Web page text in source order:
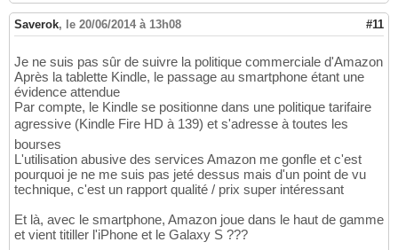
Saverok, le 20/06/2014 à 13h08 #11
Je ne suis pas sûr de suivre la politique commerciale d'Amazon
Après la tablette Kindle, le passage au smartphone étant une
évidence attendue
Par compte, le Kindle se positionne dans une politique tarifaire
agressive (Kindle Fire HD à 139) et s'adresse à toutes les
bourses
L'utilisation abusive des services Amazon me gonfle et c'est
pourquoi je ne me suis pas jeté dessus mais d'un point de vu
technique, c'est un rapport qualité / prix super intéressant
Et là, avec le smartphone, Amazon joue dans le haut de gamme
et vient titiller l'iPhone et le Galaxy S ???